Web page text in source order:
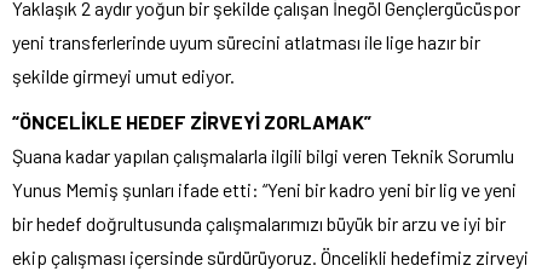
Yaklaşık 2 aydır yoğun bir şekilde çalışan İnegöl Gençlergücüspor
yeni transferlerinde uyum sürecini atlatması ile lige hazır bir
şekilde girmeyi umut ediyor.
“ÖNCELİKLE HEDEF ZİRVEYİ ZORLAMAK”
Şuana kadar yapılan çalışmalarla ilgili bilgi veren Teknik Sorumlu
Yunus Memiş şunları ifade etti: “Yeni bir kadro yeni bir lig ve yeni
bir hedef doğrultusunda çalışmalarımızı büyük bir arzu ve iyi bir
ekip çalışması içersinde sürdürüyoruz. Öncelikli hedefimiz zirveyi